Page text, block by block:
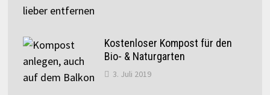
Kostenloser Kompost für den
Bio- & Naturgarten
3. Juli 2019